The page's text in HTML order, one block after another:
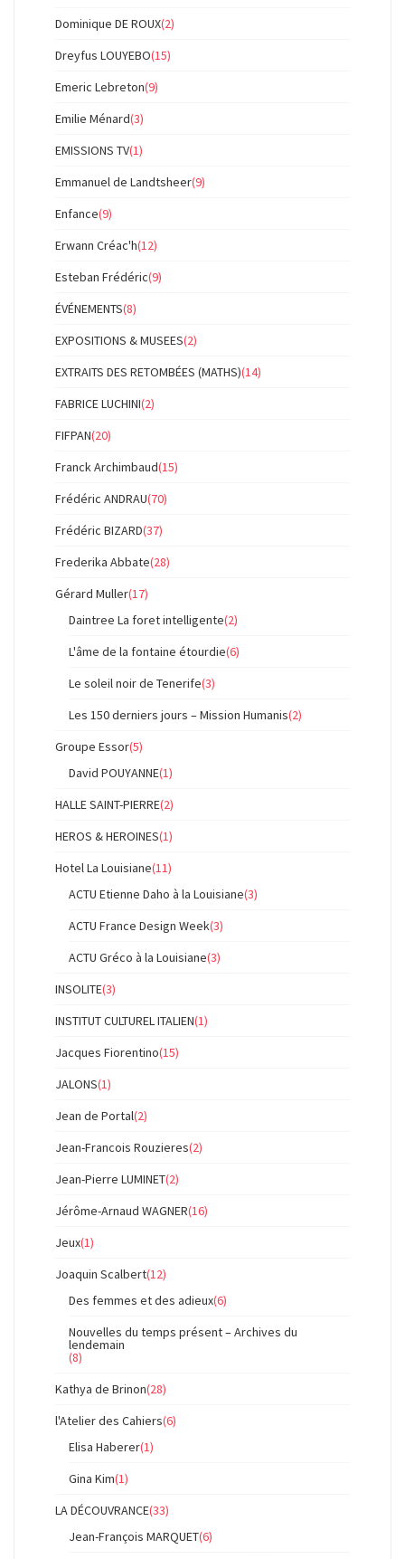
Dominique DE ROUX(2)
Dreyfus LOUYEBO(15)
Emeric Lebreton(9)
Emilie Ménard(3)
EMISSIONS TV(1)
Emmanuel de Landtsheer(9)
Enfance(9)
Erwann Créac'h(12)
Esteban Frédéric(9)
ÉVÉNEMENTS(8)
EXPOSITIONS & MUSEES(2)
EXTRAITS DES RETOMBÉES (MATHS)(14)
FABRICE LUCHINI(2)
FIFPAN(20)
Franck Archimbaud(15)
Frédéric ANDRAU(70)
Frédéric BIZARD(37)
Frederika Abbate(28)
Gérard Muller(17)
Daintree La foret intelligente(2)
L'âme de la fontaine étourdie(6)
Le soleil noir de Tenerife(3)
Les 150 derniers jours – Mission Humanis(2)
Groupe Essor(5)
David POUYANNE(1)
HALLE SAINT-PIERRE(2)
HEROS & HEROINES(1)
Hotel La Louisiane(11)
ACTU Etienne Daho à la Louisiane(3)
ACTU France Design Week(3)
ACTU Gréco à la Louisiane(3)
INSOLITE(3)
INSTITUT CULTUREL ITALIEN(1)
Jacques Fiorentino(15)
JALONS(1)
Jean de Portal(2)
Jean-Francois Rouzieres(2)
Jean-Pierre LUMINET(2)
Jérôme-Arnaud WAGNER(16)
Jeux(1)
Joaquin Scalbert(12)
Des femmes et des adieux(6)
Nouvelles du temps présent – Archives du
lendemain
(8)
Kathya de Brinon(28)
l'Atelier des Cahiers(6)
Elisa Haberer(1)
Gina Kim(1)
LA DÉCOUVRANCE(33)
Jean-François MARQUET(6)